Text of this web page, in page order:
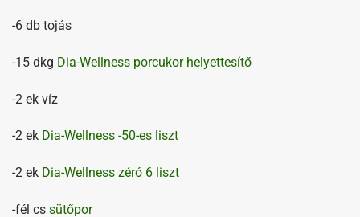
-6 db tojás
-15 dkg Dia-Wellness porcukor helyettesítő
-2 ek víz
-2 ek Dia-Wellness -50-es liszt
-2 ek Dia-Wellness zéró 6 liszt
-fél cs sütőpor